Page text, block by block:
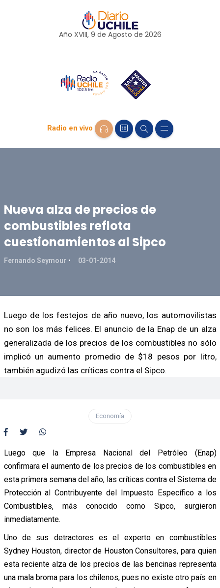
Año XVIII, 9 de Agosto de 2026
Radio en vivo
Nueva alza de precios de
combustibles reflota
cuestionamientos al Sipco
Fernando Seymour 03-01-2014
Luego de los festejos de año nuevo, los automovilistas
no son los más felices. El anuncio de la Enap de un alza
generalizada de los precios de los combustibles no sólo
implicó un aumento promedio de $18 pesos por litro,
también agudizó las críticas contra el Sipco.
Economía
Luego que la Empresa Nacional del Petróleo (Enap)
confirmara el aumento de los precios de los combustibles en
esta primera semana del año, las críticas contra el Sistema de
Protección al Contribuyente del Impuesto Específico a los
Combustibles, más conocido como Sipco, surgieron
inmediatamente.
Uno de sus detractores es el experto en combustibles
Sydney Houston, director de Houston Consultores, para quien
esta reciente alza de los precios de las bencinas representa
una mala broma para los chilenos, pues no existe otro país en